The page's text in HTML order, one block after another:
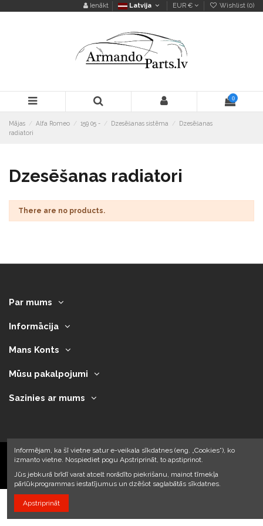
Ienākt Latvija EUR € Wishlist (0)
0
Mājas Alfa Romeo 159 05 - Dzesēšanas sistēma
Dzesēšanas
radiatori
Dzesēšanas radiatori
There are no products.
Par mums
Informācija
Mans Konts
Mūsu pakalpojumi
Sazinies ar mums
2023 © Armando Auto SIA
Informējam, ka šī vietne satur e-veikala sīkdatnes (eng. „Cookies”), ko
izmanto vietne. Nospiediet pogu Apstriprināt, to apstiprinot.
Jūs jebkurā brīdī varat atcelt norādīto piekrišanu, mainot tīmekļa
pārlūkprogrammas iestatījumus un dzēšot saglabātās sīkdatnes.
Apstriprināt